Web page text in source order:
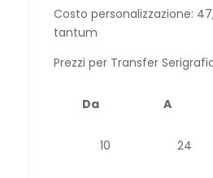
Costo personalizzazione:
tantum
Prezzi per Transfer
Da A
10 24